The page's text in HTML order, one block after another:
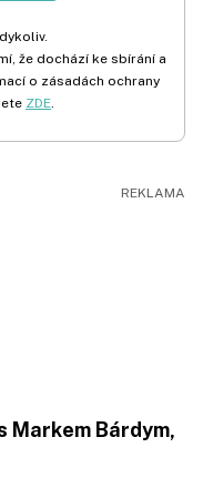
že dochází ke sbírání a
o zásadách ochrany
ZDE.
Markem Bárdym,